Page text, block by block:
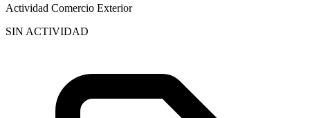
Actividad Comercio Exterior
SIN ACTIVIDAD